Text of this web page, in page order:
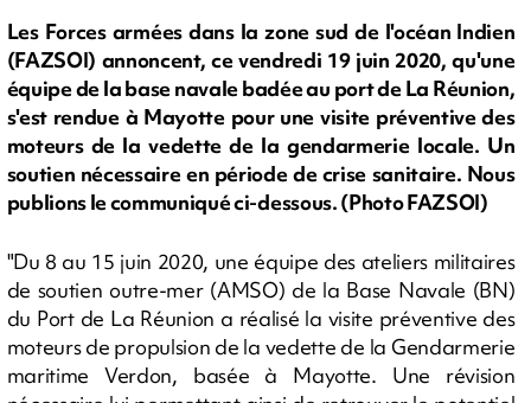
Les Forces armées dans la zone sud de l'océan Indien
(FAZSOI) annoncent, ce vendredi 19 juin 2020, qu'une
équipe de la base navale badée au port de La Réunion,
s'est rendue à Mayotte pour une visite préventive des
moteurs de la vedette de la gendarmerie locale. Un
soutien nécessaire en période de crise sanitaire. Nous
publions le communiqué ci-dessous. (Photo FAZSOI)
"Du 8 au 15 juin 2020, une équipe des ateliers militaires
de soutien outre-mer (AMSO) de la Base Navale (BN)
du Port de La Réunion a réalisé la visite préventive des
moteurs de propulsion de la vedette de la Gendarmerie
maritime Verdon, basée à Mayotte. Une révision